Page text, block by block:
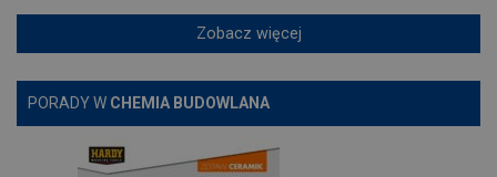
Zobacz więcej
PORADY W CHEMIA BUDOWLANA